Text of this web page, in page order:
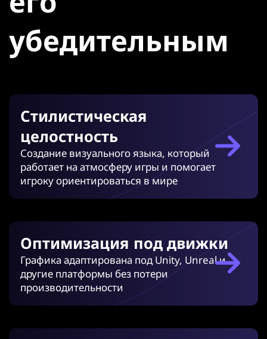
убедительным
Стилистическая
целостность
Создание визуального языка, который
работает на атмосферу игры и помогает
игроку ориентироваться в мире
Оптимизация под движки
Графика адаптирована под Unity, Unreal и
другие платформы без потери
производительности